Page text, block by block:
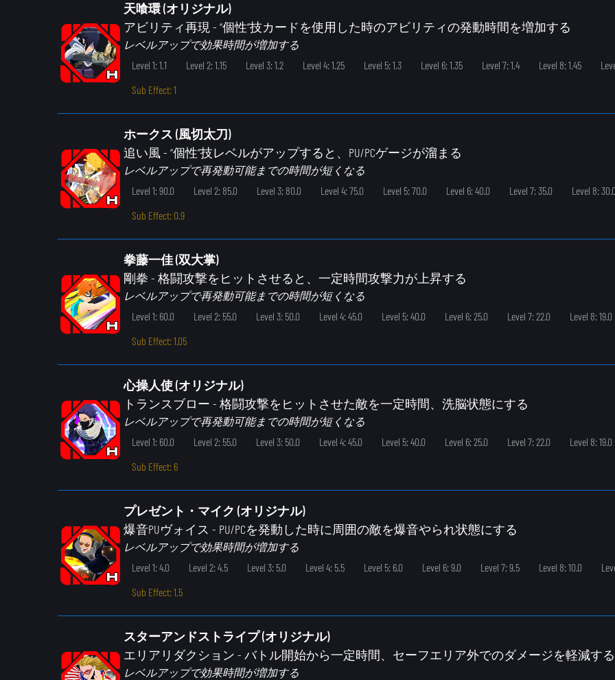
天喰環 (オリジナル)
アビリティ再現 - “個性”技カードを使用した時のアビリティの発動時間を増加する
レベルアップで効果時間が増加する
Level 1: 1.1
Level 2: 1.15 Level 3: 1.2 Level 4: 1.25 Level 5: 1.3 Level 6: 1.35 Level 7: 1.4 Level 8: 1.45
Sub Effect: 1
ホークス (風切太刀)
追い風- “個性”技レベルがアップすると、PU/PCゲージが溜まる
レベルアップで再発動可能までの時間が短くなる
Level 1: 90.0
Level 2: 85.0 Level 3: 80.0 Level 4: 75.0 Level 5: 70.0 Level 6: 40.0 Level 7: 35.0 Level 8: 30.0
Sub Effect: 0.9
拳藤一佳 (双大掌)
剛拳 - 格闘攻撃をヒットさせると、一定時間攻撃力が上昇する
レベルアップで再発動可能までの時間が短くなる
Level 1: 60.0
Level 2: 55.0 Level 3: 50.0 Level 4: 45.0 Level 5: 40.0 Level 6: 25.0 Level 7: 22.0 Level 8: 19.0
Sub Effect: 1.05
心操人使 (オリジナル)
トランスブロー - 格闘攻撃をヒットさせた敵を一定時間、洗脳状態にする
レベルアップで再発動可能までの時間が短くなる
Level 1: 60.0
Level 2: 55.0 Level 3: 50.0 Level 4: 45.0 Level 5: 40.0 Level 6: 25.0 Level 7: 22.0 Level 8: 19.0
Sub Effect: 6
プレゼント・マイク (オリジナル)
爆音PUヴォイス - PU/PCを発動した時に周囲の敵を爆音やられ状態にする
レベルアップで効果時間が増加する
Level 1: 4.0
Level 2: 4.5 Level 3: 5.0 Level 4: 5.5 Level 5: 6.0 Level 6: 9.0 Level 7: 9.5 Level 8: 10.0
Sub Effect: 1.5
スターアンドストライプ (オリジナル)
エリアリダクション - バトル開始から一定時間、セーフエリア外でのダメージを軽減する
レベルアップで効果時間が増加する